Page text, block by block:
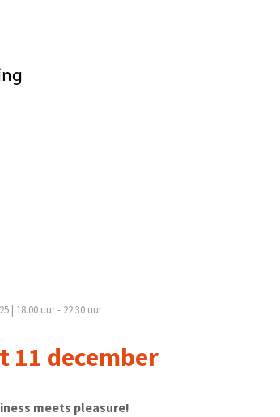
| 18.00 uur - 22.30 uur
11 december
meets pleasure!